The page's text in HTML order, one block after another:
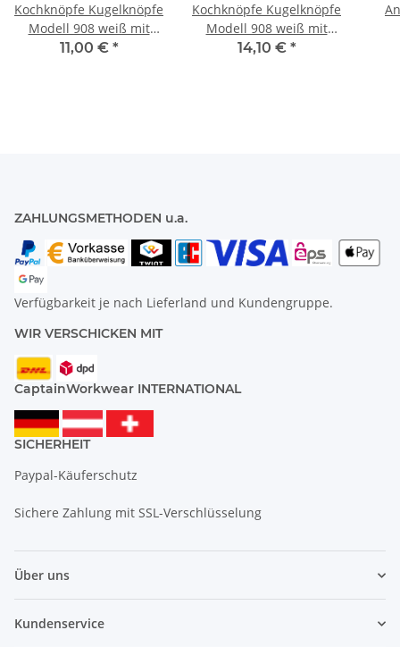
Kochknöpfe Kugelknöpfe
Modell 908 weiß mit
Frankreich
11,00 € *
Kochknöpfe Kugelknöpfe
Modell 908 weiß mit
Fußball
14,10 € *
ZAHLUNGSMETHODEN u.a.
Verfügbarkeit je nach Lieferland und Kundengruppe.
WIR VERSCHICKEN MIT
CaptainWorkwear INTERNATIONAL
SICHERHEIT
Paypal-Käuferschutz
Sichere Zahlung mit SSL-Verschlüsselung
Über uns
Kundenservice